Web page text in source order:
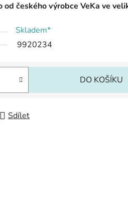
českého výrobce VeKa ve
Skladem*
9920234
DO KOŠÍKU
Sdílet